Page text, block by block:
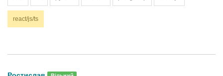
react/js/ts